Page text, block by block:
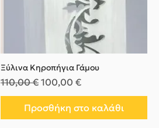
Ξύλινα Κηροπήγια Γάμου
Κανονική τιμή
110,00 € Τιμή Έκπτωσης
100,00 €
Προσθήκη στο καλάθι